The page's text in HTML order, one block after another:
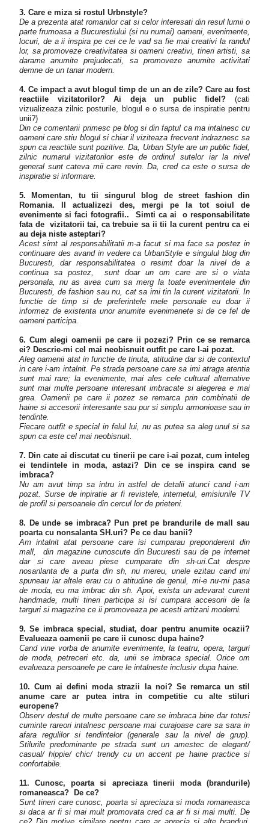
3. Care e miza si rostul Urbnstyle?
De a prezenta atat romanilor cat si celor interesati din resul lumii o
parte frumoasa a Bucurestiului (si nu numai) oameni, evenimente,
locuri, de a ii inspira pe cei ce le vad sa fie mai creativi la randul
lor, sa promoveze creativitatea si oameni creativi, tineri artisti, sa
darame anumite prejudecati, sa promoveze anumite activitati
demne de un tanar modern.
4. Ce impact a avut blogul timp de un an de zile? Care au fost
reactiile vizitatorilor? Ai deja un public fidel? (cati
vizualizeaza zilnic posturile, blogul e o sursa de inspiratie pentru
unii?)
Din ce comentarii primesc pe blog si din faptul ca ma intalnesc cu
oameni care stiu blogul si chiar il viziteaza frecvent indraznesc sa
spun ca reactiile sunt pozitive. Da, Urban Style are un public fidel,
zilnic numarul vizitatorilor este de ordinul sutelor iar la nivel
general sunt cateva mii care revin. Da, cred ca este o sursa de
inspiratie si informare.
5. Momentan, tu tii singurul blog de street fashion din
Romania. Il actualizezi des, mergi pe la tot soiul de
evenimente si faci fotografii.. Simti ca ai o responsabilitate
fata de vizitatorii tai, ca trebuie sa ii tii la curent pentru ca ei
au deja niste asteptari?
Acest simt al responsabilitatii m-a facut si ma face sa postez in
continuare des avand in vedere ca UrbanStyle e singulul blog din
Bucuresti, dar responsabilitatea o resimt doar la nivel de a
continua sa postez, sunt doar un om care are si o viata
personala, nu as avea cum sa merg la toate evenimentele din
Bucuresti, de fashion sau nu, cat sa imi tin la curent vizitatorii. In
functie de timp si de preferintele mele personale eu doar ii
informez de existenta unor anumite evenimenete si de ce fel de
oameni participa.
6. Cum alegi oamenii pe care ii pozezi? Prin ce se remarca
ei? Descrie-mi cel mai neobisnuit outfit pe care l-ai pozat.
Aleg oamenii atat in functie de tinuta, atitudine dar si de contextul
in care i-am intalnit. Pe strada persoane care sa imi atraga atentia
sunt mai rare; la evenimente, mai ales cele cultural alternative
sunt mai multe persoane interesant imbracate si alegerea e mai
grea. Oamenii pe care ii pozez se remarca prin combinatii de
haine si accesorii interesante sau pur si simplu armonioase sau in
tendinte.
Fiecare outfit e special in felul lui, nu as putea sa aleg unul si sa
spun ca este cel mai neobisnuit.
7. Din cate ai discutat cu tinerii pe care i-ai pozat, cum inteleg
ei tendintele in moda, astazi? Din ce se inspira cand se
imbraca?
Nu am avut timp sa intru in astfel de detalii atunci cand i-am
pozat. Surse de inpiratie ar fi revistele, internetul, emisiunile TV
de profil si persoanele din cercul lor de prieteni.
8. De unde se imbraca? Pun pret pe brandurile de mall sau
poarta cu nonsalanta SH.uri? Pe ce dau banii?
Am intalnit atat persoane care isi cumparau preponderent din
mall, din magazine cunoscute din Bucuresti sau de pe internet
dar si care aveau piese cumparate din sh-uri.Cat despre
nosanlanta de a purta din sh, nu mereu, unele ezitau cand imi
spuneau iar altele erau cu o atitudine de genul, mi-e nu-mi pasa
de moda, eu ma imbrac din sh. Apoi, exista un adevarat curent
handmade, multi tineri participa si isi cumpara accesorii de la
targuri si magazine ce ii promoveaza pe acesti artizani moderni.
9. Se imbraca special, studiat, doar pentru anumite ocazii?
Evalueaza oamenii pe care ii cunosc dupa haine?
Cand vine vorba de anumite evenimente, la teatru, opera, targuri
de moda, petreceri etc. da, unii se imbraca special. Orice om
evalueaza persoanele pe care le intalneste inclusiv dupa haine.
10. Cum ai defini moda strazii la noi? Se remarca un stil
anume care ar putea intra in competitie cu alte stiluri
europene?
Observ destul de multe persoane care se imbraca bine dar totusi
cuminte rareori intalnesc persoane mai curajoase care sa sara in
afara regulilor si tendintelor (generale sau la nivel de grup).
Stilurile predominante pe strada sunt un amestec de elegant/
casual/ hippie/ chic/ trendy cu un accent pe haine practice si
confortabile.
11. Cunosc, poarta si apreciaza tinerii moda (brandurile)
romaneasca? De ce?
Sunt tineri care cunosc, poarta si apreciaza si moda romaneasca
si daca ar fi si mai mult promovata cred ca ar fi si mai multi. De